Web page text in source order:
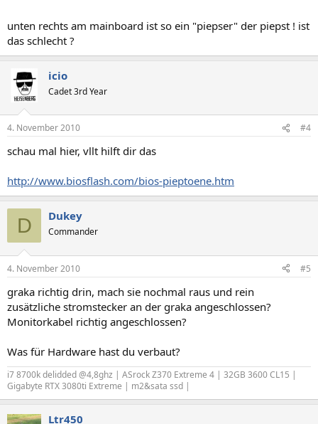
unten rechts am mainboard ist so ein "piepser" der piepst ! ist
das schlecht ?
icio
Cadet 3rd Year
4. November 2010 #4
schau mal hier, vllt hilft dir das
http://www.biosflash.com/bios-pieptoene.htm
D Dukey
Commander
4. November 2010 #5
graka richtig drin, mach sie nochmal raus und rein
zusätzliche stromstecker an der graka angeschlossen?
Monitorkabel richtig angeschlossen?
Was für Hardware hast du verbaut?
i7 8700k delidded @4,8ghz | ASrock Z370 Extreme 4 | 32GB 3600 CL15 |
Gigabyte RTX 3080ti Extreme | m2&sata ssd |
Ltr450